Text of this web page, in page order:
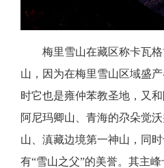
梅里雪山在藏区称卡瓦格
山，因为在梅里雪山区域盛
时它也是雍仲苯教圣地，又
阿尼玛卿山、青海的尕朵觉
山、滇藏边境第一神山，同
有“雪山之父”的美誉。其主